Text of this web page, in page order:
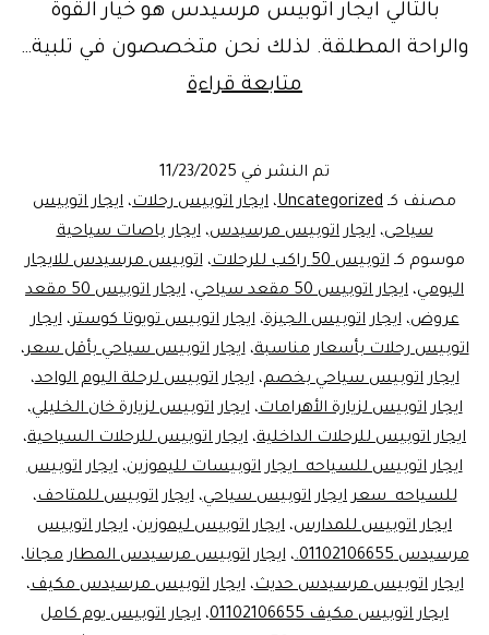
بالتالي ايجار اتوبيس مرسيدس هو خيار القوة
والراحة المطلقة. لذلك نحن متخصصون في تلبية…
متابعة قراءةايجار
للسياحه
اكتشف
الأهرامات
بـ
مرسيدس
50
مقعد
من
ليموزين
مصر
تم النشر في 11/23/2025
مصنف كـ Uncategorized، ايجار اتوبيس رحلات، ايجار اتوبيس
سياحى،ايجار اتوبيس مرسيدس،ايجار باصات سياحية
موسوم كـاتوبيس 50 راكب للرحلات ،اتوبيس مرسيدس للايجار
اليومي، ايجار اتوبيس 50 مقعد سياحي ،
ايجار اتوبيس 50 مقعد
عروض،ايجار اتوبيس الجيزة،ايجار اتوبيس تويوتا كوستر،ايجار
اتوبيس رحلات بأسعار مناسبة،ايجار اتوبيس سياحي بأقل سعر،
ايجار اتوبيس سياحي بخصم،ايجار اتوبيس لرحلة اليوم الواحد،
ايجار اتوبيس لزيارة الأهرامات،ايجار اتوبيس لزيارة خان الخليلي،
ايجار اتوبيس للرحلات الداخلية، ايجار اتوبيس للرحلات السياحية،
ايجار اتوبيس للسياحه ايجار اتوبيسات لليموزين،ايجار اتوبيس
للسياحه سعر ايجار اتوبيس سياحي،ايجار اتوبيس للمتاحف،
ايجار اتوبيس للمدارس، ايجار اتوبيس ليموزين، ايجار اتوبيس
مرسيدس 01102106655.
،ايجار اتوبيس مرسيدس المطار مجانا،
ايجار اتوبيس مرسيدس حديث،ايجار اتوبيس مرسيدس مكيف،
ايجار اتوبيس مكيف 01102106655
، ايجار اتوبيس يوم كامل